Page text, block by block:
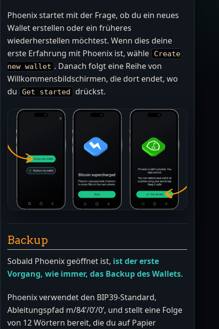
Phoenix startet mit der Frage, ob du ein neues
Wallet erstellen oder ein früheres
wiederherstellen möchtest. Wenn dies deine
erste Erfahrung mit Phoenix ist, wähle
Create
new wallet . Danach folgt eine Reihe von
Willkommensbildschirmen, die dort endet, wo
du
Get started drückst.
Backup
Sobald Phoenix geöffnet ist, ist der erste
Vorgang, wie immer, das Backup des Wallets.
Phoenix verwendet den BIP39-Standard,
Ableitungspfad m/84’/0’/0’, und stellt eine Folge
von 12 Wörtern bereit, die du auf Papier